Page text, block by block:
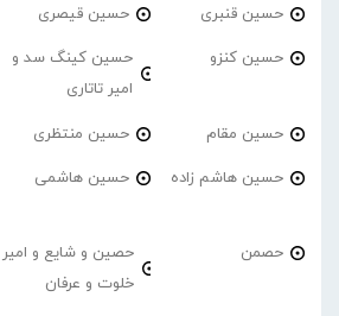
حسین قنبری حسین قیصری
حسین کنزو
حسین کینگ سد و
امیر تاتاری
حسین مقام حسین منتظری
حسین هاشم زاده حسین هاشمی
حصمن
حصین و شایع و امیر
خلوت و عرفان